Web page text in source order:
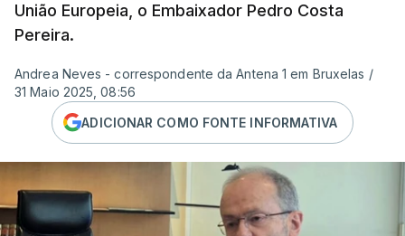
União Europeia, o Embaixador Pedro Costa
Pereira.
Andrea Neves - correspondente da Antena 1 em Bruxelas /
31 Maio 2025, 08:56
ADICIONAR COMO FONTE INFORMATIVA